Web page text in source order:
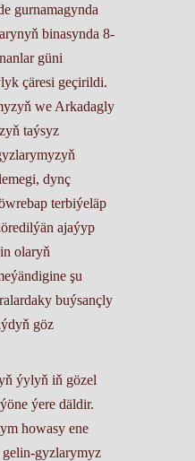
gurnamagynda
binasynda 8-
güni
çäresi geçirildi.
we Arkadagly
taýsyz
dynç
terbiýeläp
ajaýyp
olaryň
şu
buýsançly
göz
ýylyň iň gözel
ýere däldir.
howasy ene
gelin-gyzlarymyz